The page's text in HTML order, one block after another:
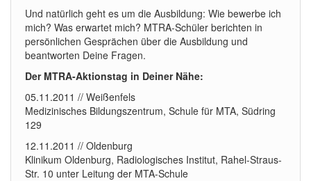
Und natürlich geht es um die Ausbildung: Wie bewerbe ich
mich? Was erwartet mich? MTRA-Schüler berichten in
persönlichen Gesprächen über die Ausbildung und
beantworten Deine Fragen.
Der MTRA-Aktionstag in Deiner Nähe:
05.11.2011 // Weißenfels
Medizinisches Bildungszentrum, Schule für MTA, Südring
129
12.11.2011 // Oldenburg
Klinikum Oldenburg, Radiologisches Institut, Rahel-Straus-
Str. 10 unter Leitung der MTA-Schule